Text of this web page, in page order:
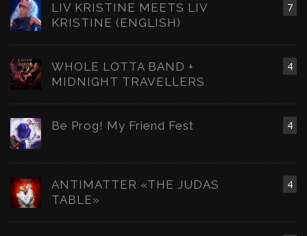
7
LIV KRISTINE MEETS LIV
KRISTINE (ENGLISH)
4
WHOLE LOTTA BAND +
MIDNIGHT TRAVELLERS
4
Be Prog! My Friend Fest
4
ANTIMATTER «THE JUDAS
TABLE»